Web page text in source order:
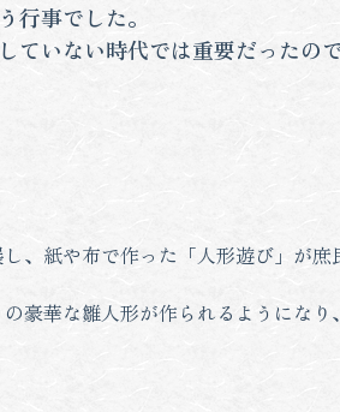
行事でした。
ていない時代では重要だったの
、紙や布で作った「人形遊び」が庶
豪華な雛人形が作られるようにな